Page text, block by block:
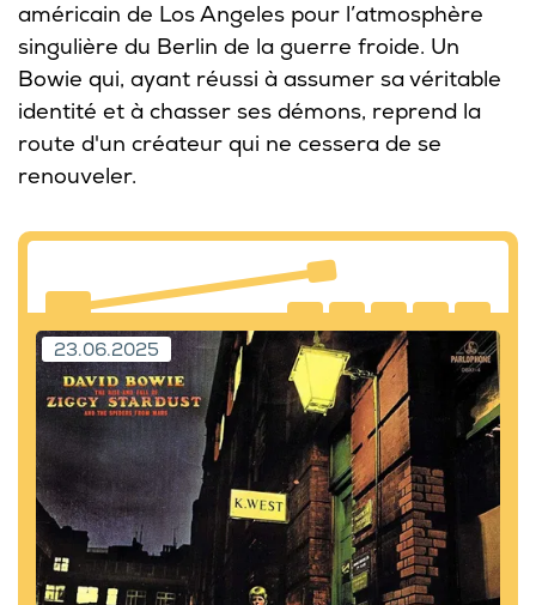
américain de Los Angeles pour l’atmosphère
singulière du Berlin de la guerre froide. Un
Bowie qui, ayant réussi à assumer sa véritable
identité et à chasser ses démons, reprend la
route d'un créateur qui ne cessera de se
renouveler.
23.06.2025